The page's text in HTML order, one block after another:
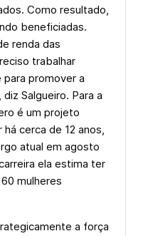
Como resultado,
beneficiadas.
renda das
trabalhar
promover a
Salgueiro. Para a
é um projeto
cerca de 12 anos,
atual em agosto
ela estima ter
mulheres
a força